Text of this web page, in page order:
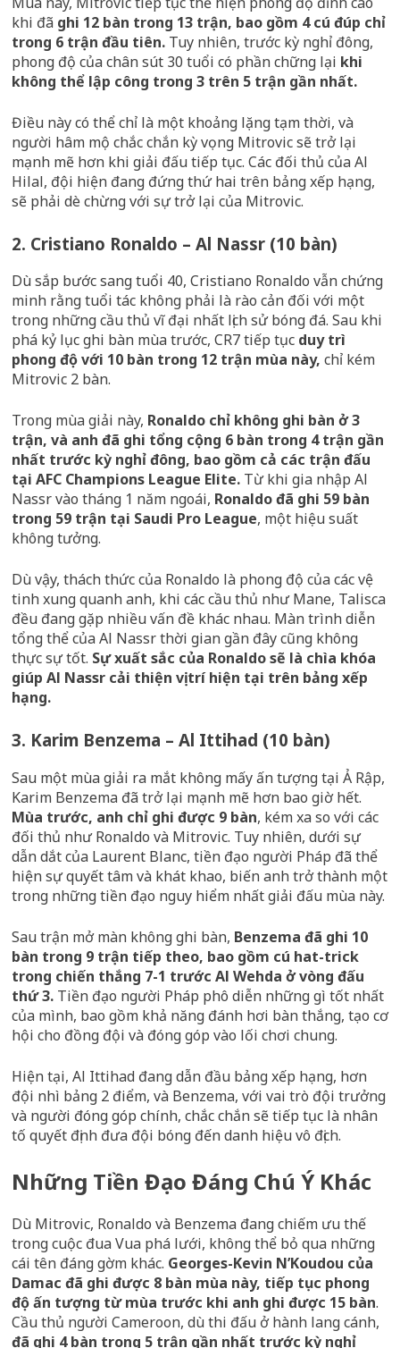
khi đã ghi 12 bàn trong 13 trận, bao gồm 4 cú đúp chỉ
trong 6 trận đầu tiên. Tuy nhiên, trước kỳ nghỉ đông,
phong độ của chân sút 30 tuổi có phần chững lại khi
không thể lập công trong 3 trên 5 trận gần nhất.
Điều này có thể chỉ là một khoảng lặng tạm thời, và
người hâm mộ chắc chắn kỳ vọng Mitrovic sẽ trở lại
mạnh mẽ hơn khi giải đấu tiếp tục. Các đối thủ của Al
Hilal, đội hiện đang đứng thứ hai trên bảng xếp hạng,
sẽ phải dè chừng với sự trở lại của Mitrovic.
2. Cristiano Ronaldo – Al Nassr (10 bàn)
Dù sắp bước sang tuổi 40, Cristiano Ronaldo vẫn chứng
minh rằng tuổi tác không phải là rào cản đối với một
trong những cầu thủ vĩ đại nhất lịch sử bóng đá. Sau khi
phá kỷ lục ghi bàn mùa trước, CR7 tiếp tục duy trì
phong độ với 10 bàn trong 12 trận mùa này, chỉ kém
Mitrovic 2 bàn.
Trong mùa giải này, Ronaldo chỉ không ghi bàn ở 3
trận, và anh đã ghi tổng cộng 6 bàn trong 4 trận gần
nhất trước kỳ nghỉ đông, bao gồm cả các trận đấu
tại AFC Champions League Elite. Từ khi gia nhập Al
Nassr vào tháng 1 năm ngoái, Ronaldo đã ghi 59 bàn
trong 59 trận tại Saudi Pro League, một hiệu suất
không tưởng.
Dù vậy, thách thức của Ronaldo là phong độ của các vệ
tinh xung quanh anh, khi các cầu thủ như Mane, Talisca
đều đang gặp nhiều vấn đề khác nhau. Màn trình diễn
tổng thể của Al Nassr thời gian gần đây cũng không
thực sự tốt. Sự xuất sắc của Ronaldo sẽ là chìa khóa
giúp Al Nassr cải thiện vị trí hiện tại trên bảng xếp
hạng.
3. Karim Benzema – Al Ittihad (10 bàn)
Sau một mùa giải ra mắt không mấy ấn tượng tại Ả Rập,
Karim Benzema đã trở lại mạnh mẽ hơn bao giờ hết.
Mùa trước, anh chỉ ghi được 9 bàn, kém xa so với các
đối thủ như Ronaldo và Mitrovic. Tuy nhiên, dưới sự
dẫn dắt của Laurent Blanc, tiền đạo người Pháp đã thể
hiện sự quyết tâm và khát khao, biến anh trở thành một
trong những tiền đạo nguy hiểm nhất giải đấu mùa này.
Sau trận mở màn không ghi bàn, Benzema đã ghi 10
bàn trong 9 trận tiếp theo, bao gồm cú hat-trick
trong chiến thắng 7-1 trước Al Wehda ở vòng đấu
thứ 3. Tiền đạo người Pháp phô diễn những gì tốt nhất
của mình, bao gồm khả năng đánh hơi bàn thắng, tạo cơ
hội cho đồng đội và đóng góp vào lối chơi chung.
Hiện tại, Al Ittihad đang dẫn đầu bảng xếp hạng, hơn
đội nhì bảng 2 điểm, và Benzema, với vai trò đội trưởng
và người đóng góp chính, chắc chắn sẽ tiếp tục là nhân
tố quyết định đưa đội bóng đến danh hiệu vô địch.
Những Tiền Đạo Đáng Chú Ý Khác
Dù Mitrovic, Ronaldo và Benzema đang chiếm ưu thế
trong cuộc đua Vua phá lưới, không thể bỏ qua những
cái tên đáng gờm khác. Georges-Kevin N’Koudou của
Damac đã ghi được 8 bàn mùa này, tiếp tục phong
độ ấn tượng từ mùa trước khi anh ghi được 15 bàn.
Cầu thủ người Cameroon, dù thi đấu ở hành lang cánh,
đã ghi 4 bàn trong 5 trận gần nhất trước kỳ nghỉ